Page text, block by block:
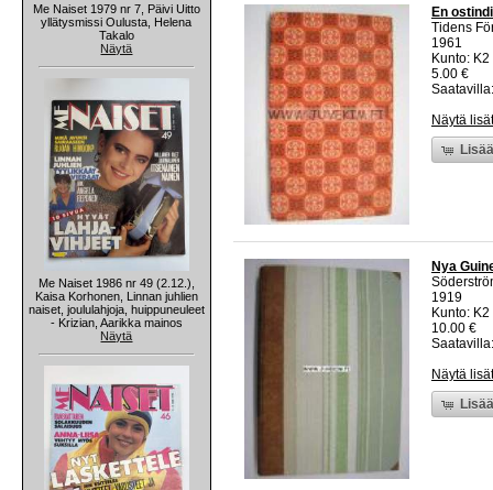
Me Naiset 1979 nr 7, Päivi Uitto
yllätysmissi Oulusta, Helena
Takalo
Näytä
Me Naiset 1986 nr 49 (2.12.),
Kaisa Korhonen, Linnan juhlien
naiset, joululahjoja, huippuneuleet
- Krizian, Aarikka mainos
Näytä
En
Tidens
1961
Kunto:
5.00 €
Näytä
Nya
1919
Kunto:
10.00 €
Näytä